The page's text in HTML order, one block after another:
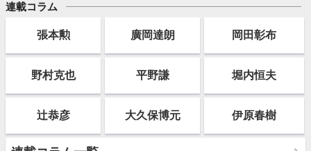
連載コラム
張本勲 廣岡達朗 岡田彰布
野村克也 平野謙 堀内恒夫
辻恭彦 大久保博元 伊原春樹